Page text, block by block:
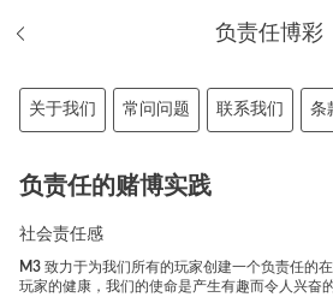
负责任博彩
关于我们 常问问题 联系我们 条
负责任的赌博实践
社会责任感
M3 致力于为我们所有的玩家创建一个负责任的
玩家的健康，我们的使命是产生有趣而令人兴奋